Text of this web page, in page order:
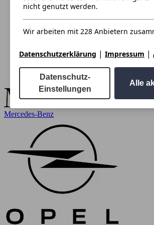
Mercedes-Benz
nicht genutzt werden.
Wir arbeiten mit 228 Anbietern
Datenschutzerklärung | Impressum |
Datenschutz-
Einstellungen
Alle